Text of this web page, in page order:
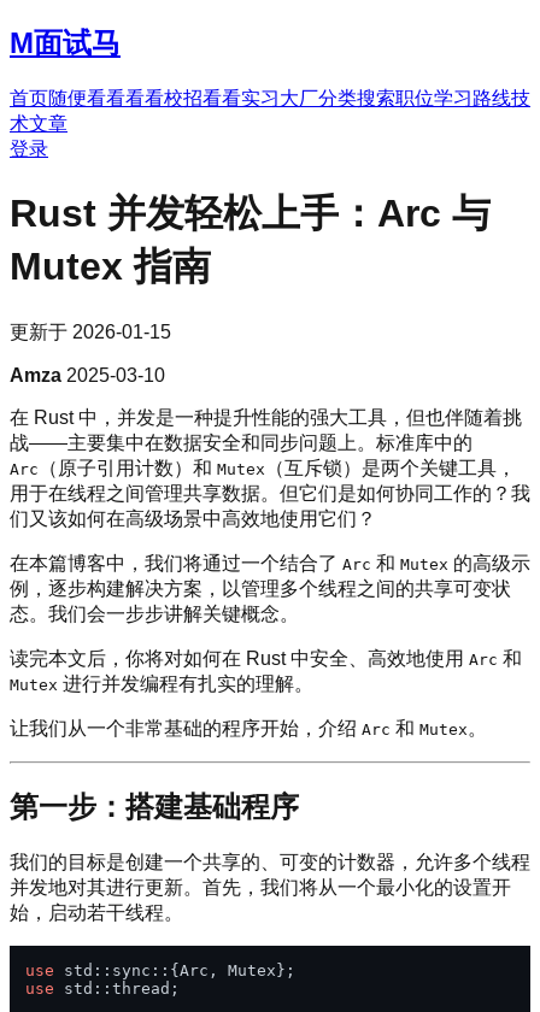
M面试马
首页随便看看看看校招看看实习大厂分类搜索职位学习路线技
术文章
登录
Rust 并发轻松上手：Arc 与
Mutex 指南
更新于 2026-01-15
Amza 2025-03-10
在 Rust 中，并发是一种提升性能的强大工具，但也伴随着挑
战——主要集中在数据安全和同步问题上。标准库中的
Arc （原子引用计数）和 Mutex
（互斥锁）是两个关键工具，
用于在线程之间管理共享数据。但它们是如何协同工作的？我
们又该如何在高级场景中高效地使用它们？
在本篇博客中，我们将通过一个结合了 Arc 和 Mutex 的高级示
例，逐步构建解决方案，以管理多个线程之间的共享可变状
态。我们会一步步讲解关键概念。
读完本文后，你将对如何在 Rust 中安全、高效地使用 Arc 和
Mutex 进行并发编程有扎实的理解。
让我们从一个非常基础的程序开始，介绍 Arc 和 Mutex 。
第一步：搭建基础程序
我们的目标是创建一个共享的、可变的计数器，允许多个线程
并发地对其进行更新。首先，我们将从一个最小化的设置开
始，启动若干线程。
use
use std::thread;